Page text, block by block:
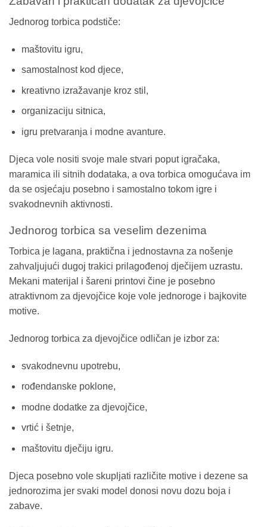
Jednorog torbica podstiče:
maštovitu igru,
samostalnost kod djece,
kreativno izražavanje kroz stil,
organizaciju sitnica,
igru pretvaranja i modne avanture.
Djeca vole nositi svoje male stvari poput igračaka,
maramica ili sitnih dodataka, a ova torbica omogućava im
da se osjećaju posebno i samostalno tokom igre i
svakodnevnih aktivnosti.
Jednorog torbica sa veselim dezenima
Torbica je lagana, praktična i jednostavna za nošenje
zahvaljujući dugoj trakici prilagođenoj dječijem uzrastu.
Mekani materijal i šareni printovi čine je posebno
atraktivnom za djevojčice koje vole jednoroge i bajkovite
motive.
Jednorog torbica za djevojčice odličan je izbor za:
svakodnevnu upotrebu,
rođendanske poklone,
modne dodatke za djevojčice,
vrtić i šetnje,
maštovitu dječiju igru.
Djeca posebno vole skupljati različite motive i dezenе sa
jednorozima jer svaki model donosi novu dozu boja i
zabave.